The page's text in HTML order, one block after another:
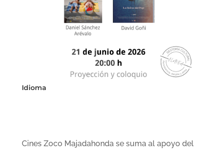
Idioma
Cines Zoco Majadahonda se suma al apoyo del